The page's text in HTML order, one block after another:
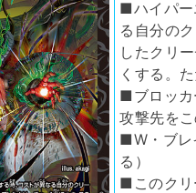
■ハイパー
る自分の
したクリ
くする。
■ブロッカ
攻撃先を
■W・ブレ
る）
■このクリ